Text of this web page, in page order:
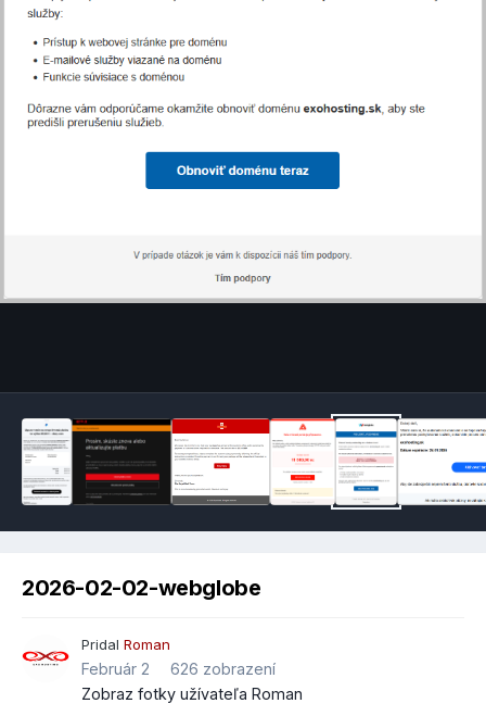
2026-02-02-webglobe
Pridal Roman
Február 2
626 zobrazení
Zobraz fotky užívateľa Roman